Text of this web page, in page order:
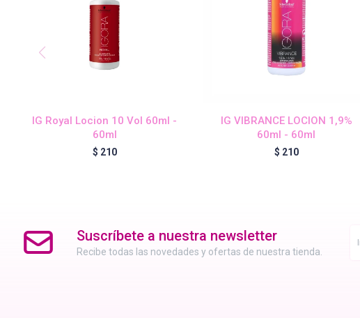
IG Royal Locion 10 Vol 60ml -
60ml
$ 210
IG VIBRANCE LOCION 1,9%
60ml - 60ml
$ 210
Suscríbete a nuestra newsletter
Recibe todas las novedades y ofertas de nuestra tienda.